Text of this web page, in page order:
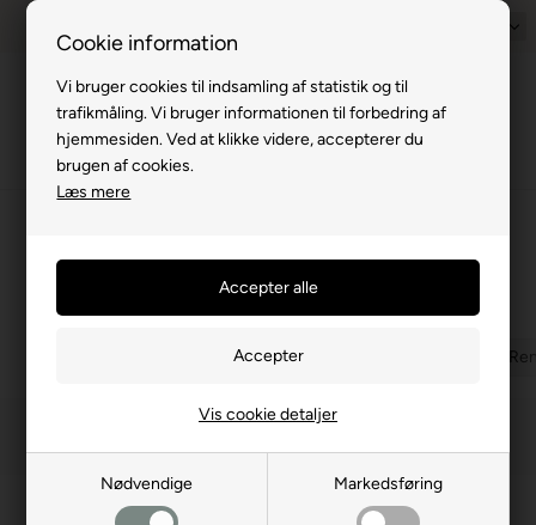
Cookie information
Vi bruger cookies til indsamling af statistik og til
trafikmåling. Vi bruger informationen til forbedring af
hjemmesiden. Ved at klikke videre, accepterer du
brugen af cookies.
Læs mere
Nødvendige Markedsføring
Vis cookie detaljer
Billig
Menu
Renault/Fiat/Nissan/Opel
Ducato, Jumper, Boxer Ford Transit